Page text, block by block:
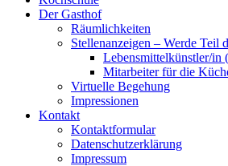
Der Gasthof
Räumlichkeiten
Stellenanzeigen – Werde Teil
Lebensmittelkünstler/in
Mitarbeiter für die
Virtuelle Begehung
Impressionen
Kontakt
Kontaktformular
Datenschutzerklärung
Impressum